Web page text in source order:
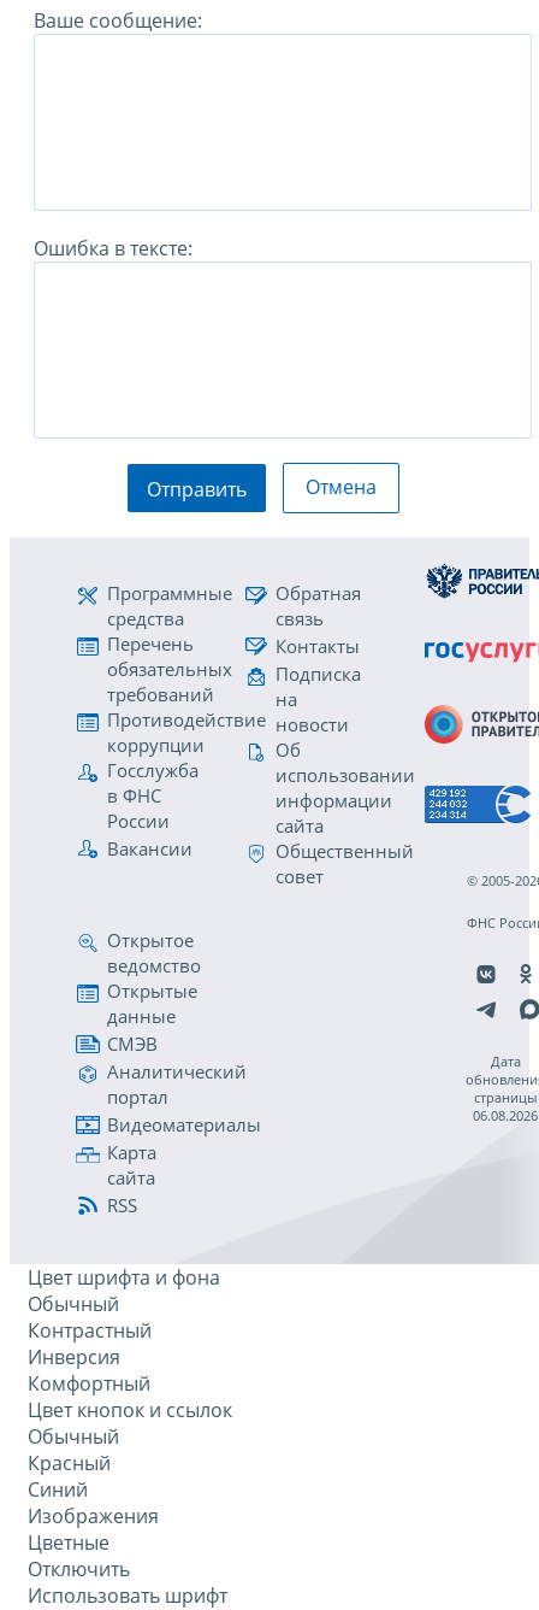
Ваше сообщение:
Ошибка в тексте:
Отправить Отмена
Программные
средства
Перечень
обязательных
требований
Противодействие
коррупции
Госслужба
в ФНС
России
Вакансии
Обратная
связь
Контакты
Подписка
на
новости
Об
использовании
информации
сайта
Общественный
совет
Открытое
ведомство
Открытые
данные
СМЭВ
Аналитический
портал
Видеоматериалы
Карта
сайта
RSS
© 2005-
ФНС
Дата
страницы
06.08.2026
Цвет шрифта и фона
Обычный
Контрастный
Инверсия
Комфортный
Цвет кнопок и ссылок
Обычный
Красный
Синий
Изображения
Цветные
Отключить
Использовать шрифт